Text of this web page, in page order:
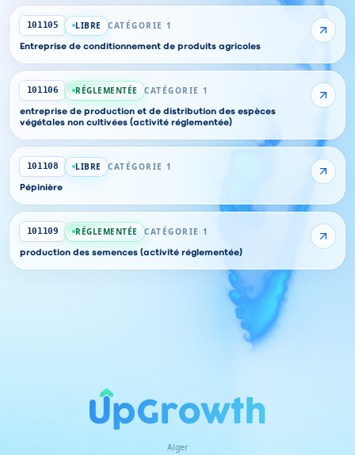
101105 LIBRE CATÉGORIE 1
Entreprise de conditionnement de produits agricoles
101106 RÉGLEMENTÉE CATÉGORIE 1
entreprise de production et de distribution des espèces
végétales non cultivées (activité réglementée)
101108 LIBRE CATÉGORIE 1
Pépinière
101109 RÉGLEMENTÉE CATÉGORIE 1
production des semences (activité réglementée)
Alger